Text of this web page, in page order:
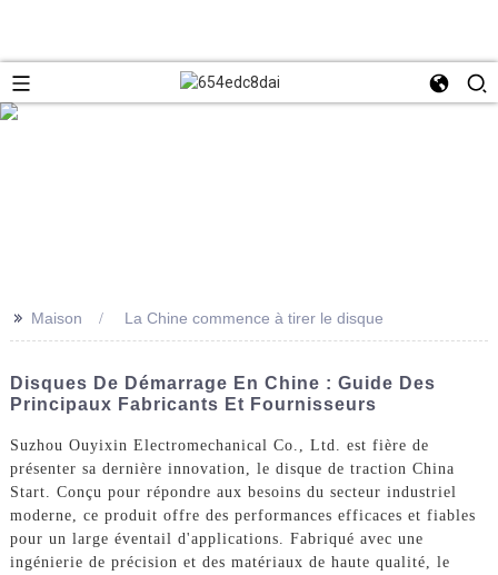
>> Maison La Chine commence à tirer le disque
Disques De Démarrage En Chine : Guide Des
Principaux Fabricants Et Fournisseurs
Suzhou Ouyixin Electromechanical Co., Ltd. est fière de
présenter sa dernière innovation, le disque de traction China
Start. Conçu pour répondre aux besoins du secteur industriel
moderne, ce produit offre des performances efficaces et fiables
pour un large éventail d'applications. Fabriqué avec une
ingénierie de précision et des matériaux de haute qualité, le